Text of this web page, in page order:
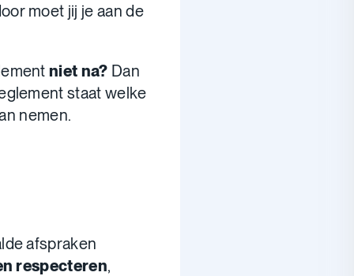
moet jij je aan de
niet na? Dan
staat welke
nemen.
afspraken
respecteren,